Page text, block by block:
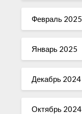
Февраль 2025
Январь 2025
Декабрь 2024
Октябрь 2024